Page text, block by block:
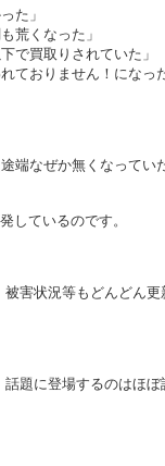
た」
荒くなった」
で買取りされていた」
ておりません！になっ
端なぜか無くなってい
しているのです。
害状況等もどんどん
題に登場するのはほ